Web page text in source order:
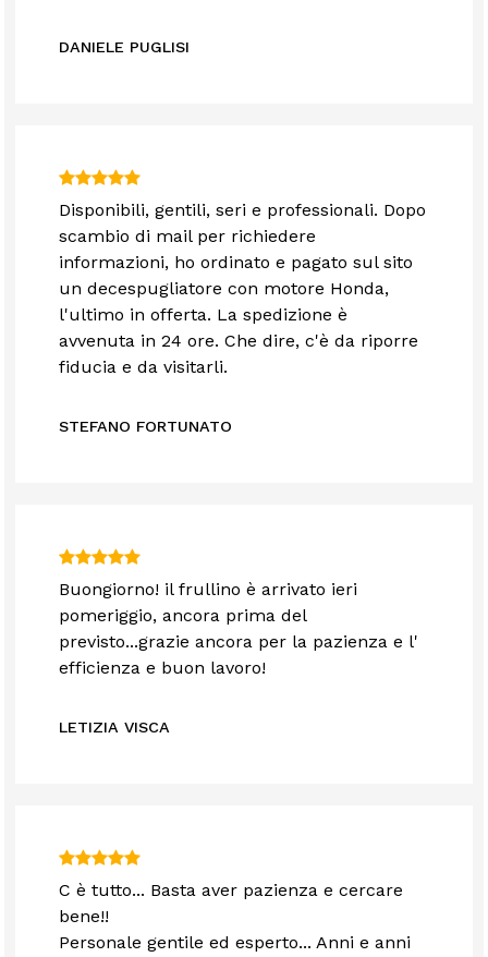
DANIELE PUGLISI
Disponibili, gentili, seri e professionali. Dopo
scambio di mail per richiedere
informazioni, ho ordinato e pagato sul sito
un decespugliatore con motore Honda,
l'ultimo in offerta. La spedizione è
avvenuta in 24 ore. Che dire, c'è da riporre
fiducia e da visitarli.
STEFANO FORTUNATO
Buongiorno! il frullino è arrivato ieri
pomeriggio, ancora prima del
previsto...grazie ancora per la pazienza e l'
efficienza e buon lavoro!
LETIZIA VISCA
C è tutto... Basta aver pazienza e cercare
bene!!
Personale gentile ed esperto... Anni e anni